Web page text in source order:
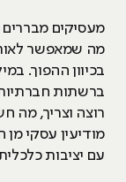
מעסיקים
מה שמאפשר
בכיוון ההפוך.
ברשתות
רוצה וצריך, מה
מודיעין עסקי
עם יציבות